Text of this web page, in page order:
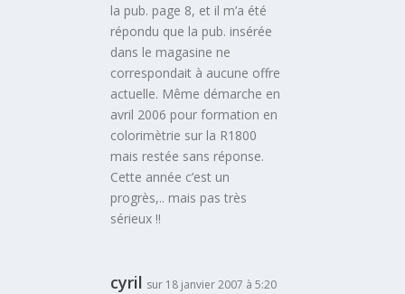
la pub. page 8, et il m’a été
répondu que la pub. insérée
dans le magasine ne
correspondait à aucune offre
actuelle. Même démarche en
avril 2006 pour formation en
colorimètrie sur la R1800
mais restée sans réponse.
Cette année c’est un
progrès,.. mais pas très
sérieux !!
cyril sur 18 janvier 2007 à 5:20